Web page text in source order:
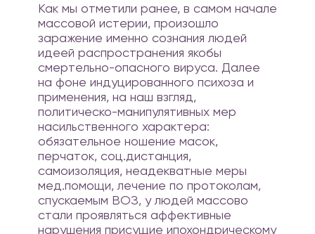
Как мы отметили ранее, в самом начале
массовой истерии, произошло
заражение именно сознания людей
идеей распространения якобы
смертельно-опасного вируса. Далее
на фоне индуцированного психоза и
применения, на наш взгляд,
политическо-манипулятивных мер
насильственного характера:
обязательное ношение масок,
перчаток, соц.дистанция,
самоизоляция, неадекватные меры
мед.помощи, лечение по протоколам,
спускаемым ВОЗ, у людей массово
стали проявляться аффективные
нарушения присущие ипохондрическому